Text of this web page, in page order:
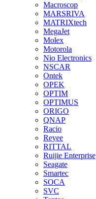
Macroscop
MARSRIVA
MATRIXtech
MegaJet
Molex
Motorola
Nio Electronics
NSCAR
Ontek
OPEK
OPTIM
OPTIMUS
ORIGO
QNAP
Racio
Reyee
RITTAL
Ruijie Enterprise
Seagate
Smartec
SOCA
SVC